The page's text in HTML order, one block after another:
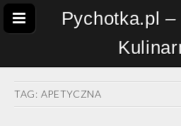
Pychotka.pl
TAG: APETYCZNA